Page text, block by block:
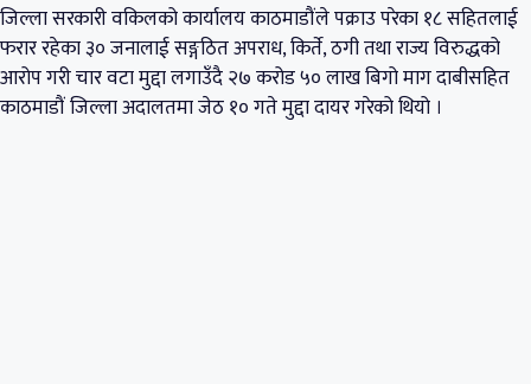
जिल्ला सरकारी वकिलको कार्यालय काठमाडौंले पक्राउ परेका १८ सहितलाई
फरार रहेका ३० जनालाई सङ्गठित अपराध, किर्ते, ठगी तथा राज्य विरुद्धको
आरोप गरी चार वटा मुद्दा लगाउँदै २७ करोड ५० लाख बिगो माग दाबीसहित
काठमाडौं जिल्ला अदालतमा जेठ १० गते मुद्दा दायर गरेको थियो ।